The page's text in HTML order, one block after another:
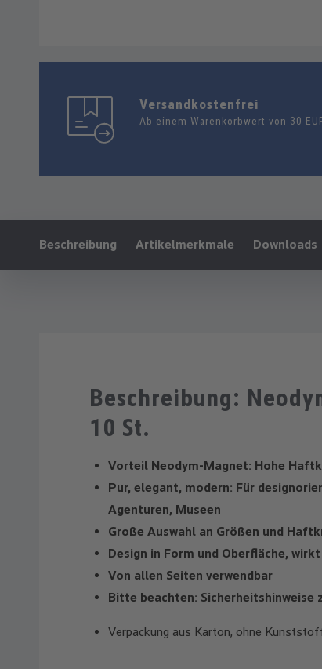
Versandkostenfrei
Ab einem Warenkorbwert von 30
Ankerlink:
Beschreibung Artikelmerkmale Downloads
Beschreibung:
10 St.
Vorteil Neodym-Magnet: Hohe
Pur, elegant, modern: Für
Agenturen, Museen
Große Auswahl an Größen und
Design in Form und Oberfläche,
Von allen Seiten verwendbar
Bitte beachten: Sicherheitshinweise
Verpackung aus Karton, ohne